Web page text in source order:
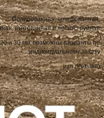
Полированная, шлифованная,
галтованная и пескоструйная
20 и 30 мм; возможны варианты по
индивидуальному заказу
Iran (Persian)